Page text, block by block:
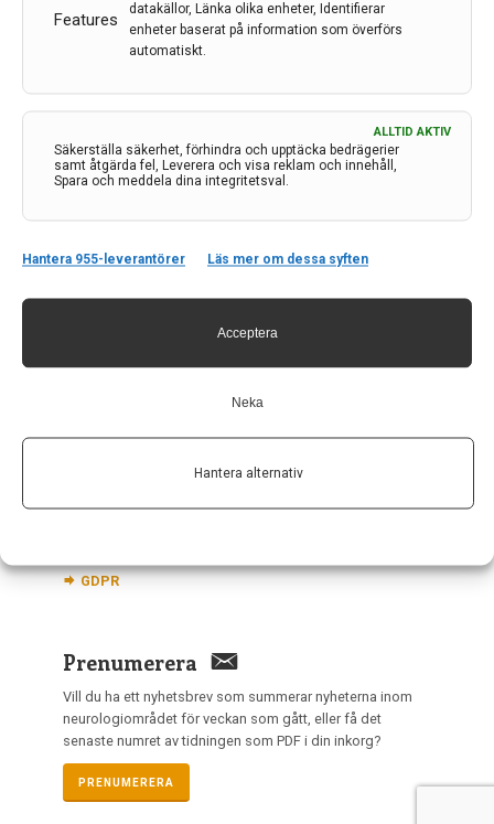
Features
datakällor, Länka olika enheter, Identifierar
enheter baserat på information som överförs
automatiskt.
Säkerställa säkerhet, förhindra och upptäcka bedrägerier
samt åtgärda fel, Leverera och visa reklam och innehåll,
Spara och meddela dina integritetsval.
ALLTID AKTIV
Hantera 955-leverantörer Läs mer om dessa syften
Acceptera
Neka
Hantera alternativ
Kontakt
c/o Forskaren Office Hub
Annonsering
GDPR
Prenumerera
Vill du ha ett nyhetsbrev som summerar nyheterna inom
neurologiområdet för veckan som gått, eller få det
senaste numret av tidningen som PDF i din inkorg?
PRENUMERERA